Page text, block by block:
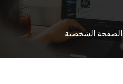
الصفحة الشخصية